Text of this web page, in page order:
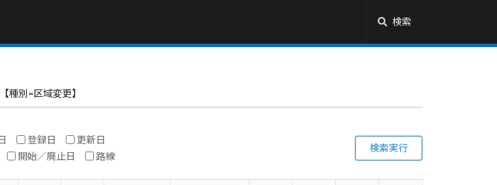
検索
種別=区域変更】
登録日 更新日
開始／廃止日 路線
検索実行